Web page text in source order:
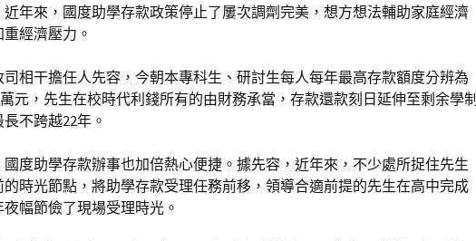
近年來，國度助學存款政策停止了屢次調劑完美，想方想法輔助家庭經濟
經濟壓力。
相干擔任人先容，今朝本專科生、研討生每人每年最高存款額度分辨為
元，先生在校時代利錢所有的由財務承當，存款還款刻日延伸至剩余學制
不跨越22年。
度助學存款辦事也加倍熱心便捷。據先容，近年來，不少處所捉住先生
的時光節點，將助學存款受理任務前移，領導合適前提的先生在高中完成
幅節儉了現場受理時光。